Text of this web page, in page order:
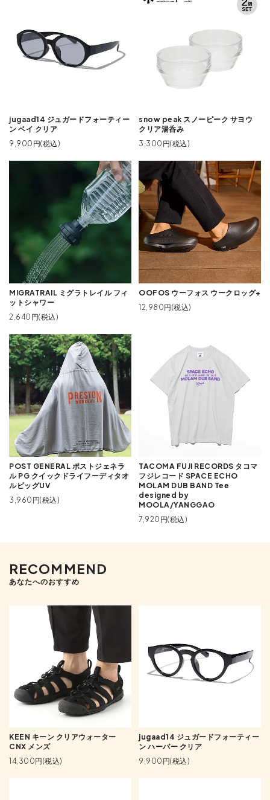
jugaad14 ジュガードフォーティー
ン ベイ クリア
9,900円(税込)
snow peak スノーピーク サヨウ
クリア湯呑み
3,300円(税込)
MIGRATRAIL ミグラトレイル フィ
ットシャワー
2,640円(税込)
OOFOS ウーフォス ウークロッグ+
12,980円(税込)
POST GENERAL ポストジェネラ
ル PG クイックドライフーディタオ
ルビッグUV
3,960円(税込)
TACOMA FUJI RECORDS タコマ
フジレコード SPACE ECHO
MOLAM DUB BAND Tee
designed by
MOOLA/YANGGAO
7,920円(税込)
RECOMMEND
あなたへのおすすめ
KEEN キーン クリアウォーター
CNX メンズ
14,300円(税込)
jugaad14 ジュガードフォーティー
ン ハーバー クリア
9,900円(税込)